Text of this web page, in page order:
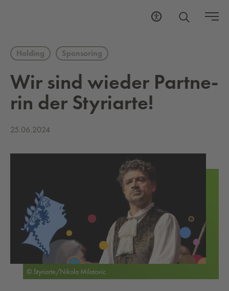
Holding Sponsoring
Wir sind wie­der Part­ne­
rin der Sty­ri­ar­te!
25.06.2024
© Styriarte/Nikola Milatovic